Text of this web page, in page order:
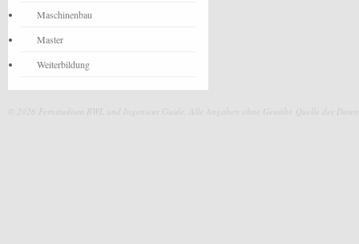
Maschinenbau
Master
Weiterbildung
© 2026 Fernstudium BWL und Ingenieur Guide. Alle Angaben ohne Gewähr. Quelle der